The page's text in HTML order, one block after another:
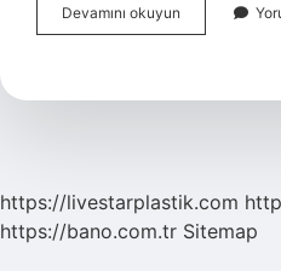
Devamını okuyun
Şekeri
https://livestarplastik.com
https://bano.com.tr Sitemap